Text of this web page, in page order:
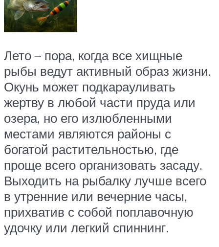
Лето – пора, когда все хищные
рыбы ведут активный образ жизни.
Окунь может подкарауливать
жертву в любой части пруда или
озера, но его излюбленными
местами являются районы с
богатой растительностью, где
проще всего организовать засаду.
Выходить на рыбалку лучше всего
в утренние или вечерние часы,
прихватив с собой поплавочную
удочку или легкий спиннинг.